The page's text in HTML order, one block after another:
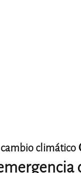
cambio climático